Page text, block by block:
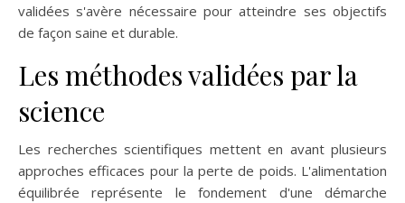
validées s'avère nécessaire pour atteindre ses objectifs
de façon saine et durable.
Les méthodes validées par la
science
Les recherches scientifiques mettent en avant plusieurs
approches efficaces pour la perte de poids. L'alimentation
équilibrée représente le fondement d'une démarche